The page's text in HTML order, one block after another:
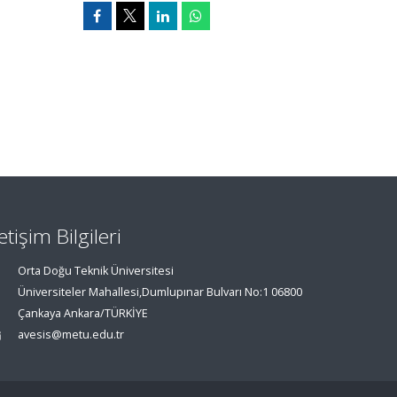
Bilgileri
Orta Doğu Teknik Üniversitesi
Üniversiteler Mahallesi,Dumlupınar Bulvarı No:1 06800
Çankaya Ankara/TÜRKİYE
avesis@metu.edu.tr